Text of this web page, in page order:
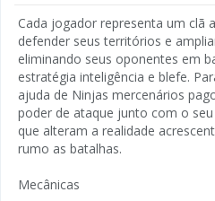
Cada jogador representa um clã
defender seus territórios e
eliminando seus oponentes em
estratégia inteligência e blefe.
ajuda de Ninjas mercenários
poder de ataque junto com o
que alteram a realidade
rumo as batalhas.
Mecânicas